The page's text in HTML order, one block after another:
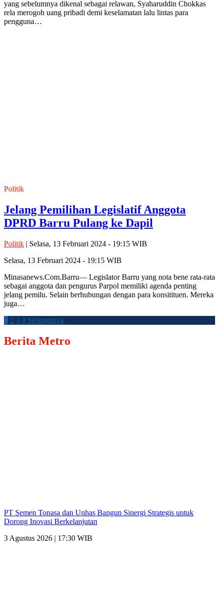
yang sebelumnya dikenal sebagai relawan, Syaharuddin Chokkas
rela merogoh uang pribadi demi keselamatan lalu lintas para
pengguna…
Politik
Jelang Pemilihan Legislatif Anggota
DPRD Barru Pulang ke Dapil
Politik | Selasa, 13 Februari 2024 - 19:15 WIB
Selasa, 13 Februari 2024 - 19:15 WIB
Minasanews.Com.Barru— Legislator Barru yang nota bene rata-rata
sebagai anggota dan pengurus Parpol memiliki agenda penting
jelang pemilu. Selain berhubungan dengan para konsitituen. Mereka
juga…
Paginasi
pos
2 3 4 Selanjutnya
Berita Metro
PT Semen Tonasa dan Unhas Bangun Sinergi Strategis untuk
Dorong Inovasi Berkelanjutan
3 Agustus 2026 | 17:30 WIB